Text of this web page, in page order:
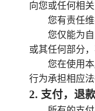
向您或任何相
您有责任
您仅能为
或其任何部分
您在使用
行为承担相应法
2. 支付，退